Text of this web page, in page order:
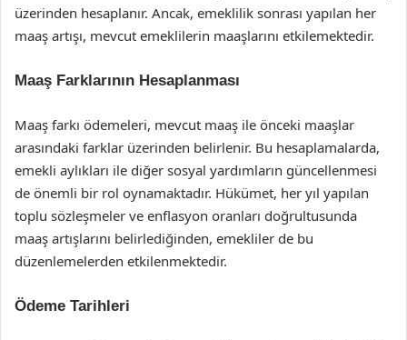
üzerinden hesaplanır. Ancak, emeklilik sonrası yapılan her
maaş artışı, mevcut emeklilerin maaşlarını etkilemektedir.
Maaş Farklarının Hesaplanması
Maaş farkı ödemeleri, mevcut maaş ile önceki maaşlar
arasındaki farklar üzerinden belirlenir. Bu hesaplamalarda,
emekli aylıkları ile diğer sosyal yardımların güncellenmesi
de önemli bir rol oynamaktadır. Hükümet, her yıl yapılan
toplu sözleşmeler ve enflasyon oranları doğrultusunda
maaş artışlarını belirlediğinden, emekliler de bu
düzenlemelerden etkilenmektedir.
Ödeme Tarihleri